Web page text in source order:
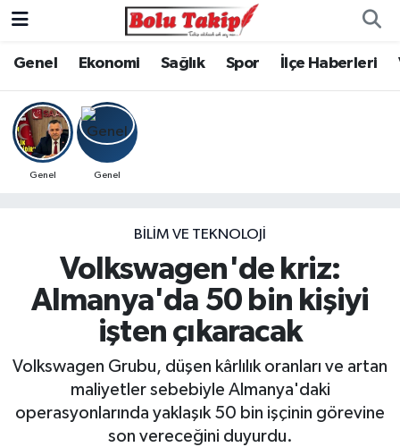
Genel Ekonomi Sağlık Spor İlçe Haberleri
Genel Genel
BILIM VE TEKNOLOJI
Volkswagen'de kriz:
Almanya'da 50 bin kişiyi
işten çıkaracak
Volkswagen Grubu, düşen kârlılık oranları ve artan
maliyetler sebebiyle Almanya'daki
operasyonlarında yaklaşık 50 bin işçinin görevine
son vereceğini duyurdu.